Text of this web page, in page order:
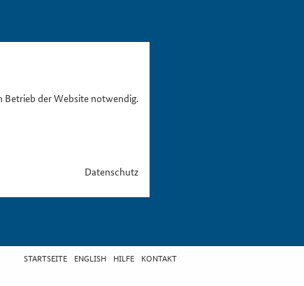
Betrieb der Website notwendig.
Datenschutz
STARTSEITE ENGLISH HILFE KONTAKT